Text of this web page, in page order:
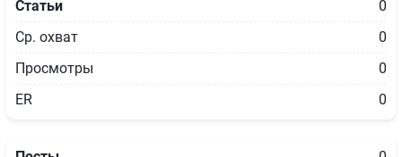
Статьи
0
Ср. охват
0
Просмотры
0
ER
0